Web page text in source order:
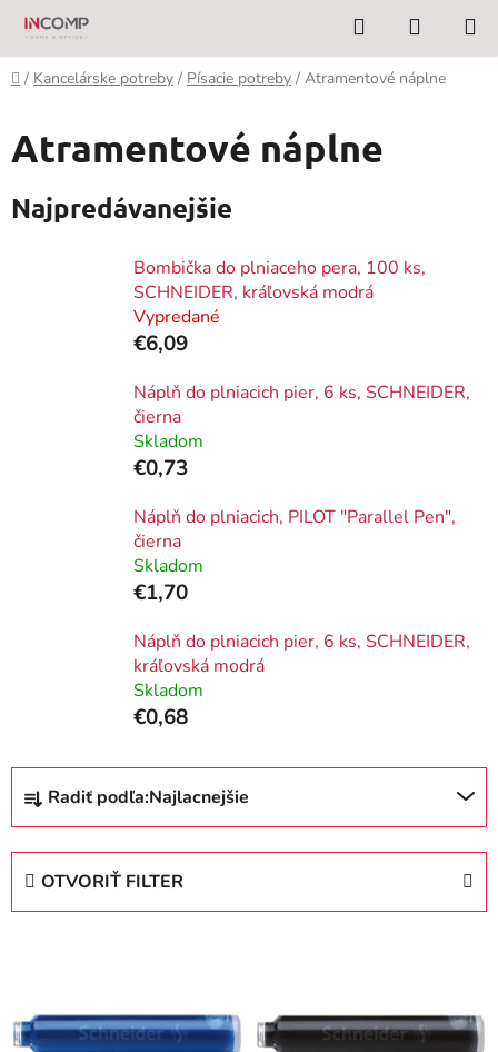
Prejsť
obsah
Hľadať
KOŠÍK
Domov
/ Kancelárske potreby / Písacie potreby / Atramentové náplne
Atramentové náplne
Najpredávanejšie
Bombička do plniaceho pera, 100 ks,
SCHNEIDER, kráľovská modrá
Vypredané
€6,09
Náplň do plniacich pier, 6 ks, SCHNEIDER,
čierna
Skladom
€0,73
Náplň do plniacich, PILOT "Parallel Pen",
čierna
Skladom
€1,70
Náplň do plniacich pier, 6 ks, SCHNEIDER,
kráľovská modrá
Skladom
€0,68
R
d
o
Radiť podľa:Najlacnejšie
OTVORIŤ FILTER
i